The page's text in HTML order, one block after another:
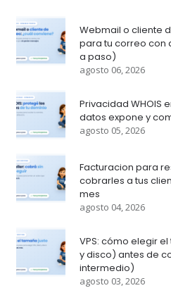
Webmail o cliente
para tu correo con
a paso)
agosto 06, 2026
Privacidad WHOIS
datos expone y
agosto 05, 2026
Facturacion para
cobrarles a tus
mes
agosto 04, 2026
VPS: cómo elegir
y disco) antes de
intermedio)
agosto 03, 2026